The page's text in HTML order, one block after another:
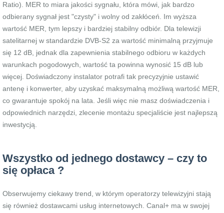
Ratio). MER to miara jakości sygnału, która mówi, jak bardzo
odbierany sygnał jest "czysty" i wolny od zakłóceń. Im wyższa
wartość MER, tym lepszy i bardziej stabilny odbiór. Dla telewizji
satelitarnej w standardzie DVB-S2 za wartość minimalną przyjmuje
się 12 dB, jednak dla zapewnienia stabilnego odbioru w każdych
warunkach pogodowych, wartość ta powinna wynosić 15 dB lub
więcej. Doświadczony instalator potrafi tak precyzyjnie ustawić
antenę i konwerter, aby uzyskać maksymalną możliwą wartość MER,
co gwarantuje spokój na lata. Jeśli więc nie masz doświadczenia i
odpowiednich narzędzi, zlecenie montażu specjaliście jest najlepszą
inwestycją.
Wszystko od jednego dostawcy – czy to
się opłaca ?
Obserwujemy ciekawy trend, w którym operatorzy telewizyjni stają
się również dostawcami usług internetowych. Canal+ ma w swojej